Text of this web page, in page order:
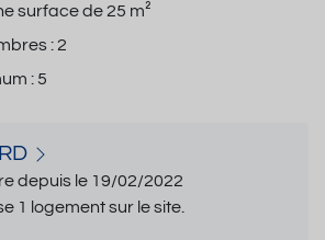
surface de25 m²
:2
:5
depuis le 19/02/2022
1 logement sur le site.